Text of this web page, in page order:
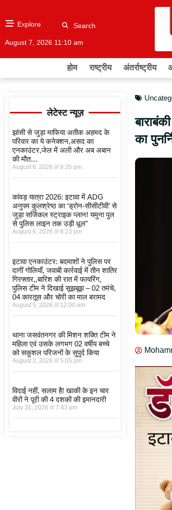
Explore Search
August 7, 2026 11:10 am
होम राष्ट्रीय अंतर्राष्ट्रीय
लेटेस्ट न्यूज़
झांसी से जुड़ा माफिया अतीक अहमद के
परिवार का ये कनेक्शन,असद का
एनकाउंटर,जेल में अली और अब अबान
की मौत…
August 6, 2026 8:35 pm
कांवड़ यात्रा 2026: इटावा में ADG
अनुपम कुलश्रेष्ठ का ‘ड्रोन-सीसीटीवी’ से
जुड़ा सर्जिकल स्ट्राइक प्लान! यमुना पुल
से पुलिस लाइन तक उड़ी धूल”
August 6, 2026 8:23 pm
इटावा एनकाउंटर: बदमाशों ने पुलिस पर
दागीं गोलियाँ, जवाबी कार्रवाई में तीन शातिर
गिरफ्तार,,बारिश की रात में फायरिंग,
पुलिस टीम ने दिखाई सूझबूझ – 02 तमंचे,
04 कारतूस और चोरी का माल बरामद
August 5, 2026 12:00 am
थाना जसवंतनगर की मिशन शक्ति टीम ने
महिला एवं उसके लगभग 02 वर्षीय बच्चे
को सकुशल परिजनों के सुपुर्द किया
August 2, 2026 5:05 pm
विदाई नहीं, सलाम है! खाकी के इन चार
वीरों ने पूरी की 4 दशकों की इमानदारी
July 31, 2026 7:43 pm
का